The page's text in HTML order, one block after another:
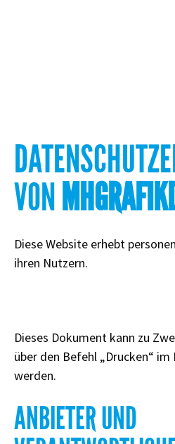
VON
Diese Website erhebt
ihren Nutzern.
Dieses Dokument kann zu
über den Befehl „Drucken“
werden.
ANBIETER UND